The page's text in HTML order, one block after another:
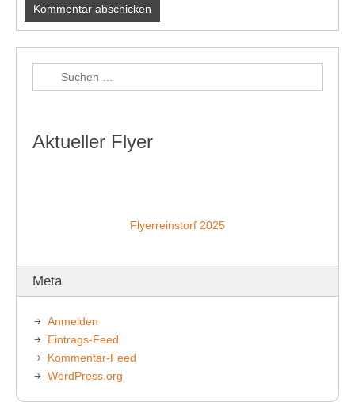
Aktueller Flyer
Flyerreinstorf 2025
Meta
Anmelden
Eintrags-Feed
Kommentar-Feed
WordPress.org